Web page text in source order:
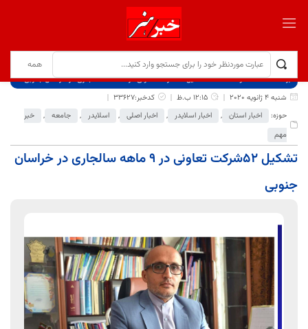
برگ نخست نوشته‌ها
تشکیل 52شرکت تعاونی در 9 ماهه سالجاری در خراسان جنوبی
شنبه 4 ژانویه 2020
12:15 ب.ظ
کدخبر:33627
حوزه:
اخبار استان , اخبار اسلایدر , اخبار اصلی , اسلایدر , جامعه ,
خبر
مهم
تشکیل 52شرکت تعاونی در 9 ماهه سالجاری در خراسان
جنوبی